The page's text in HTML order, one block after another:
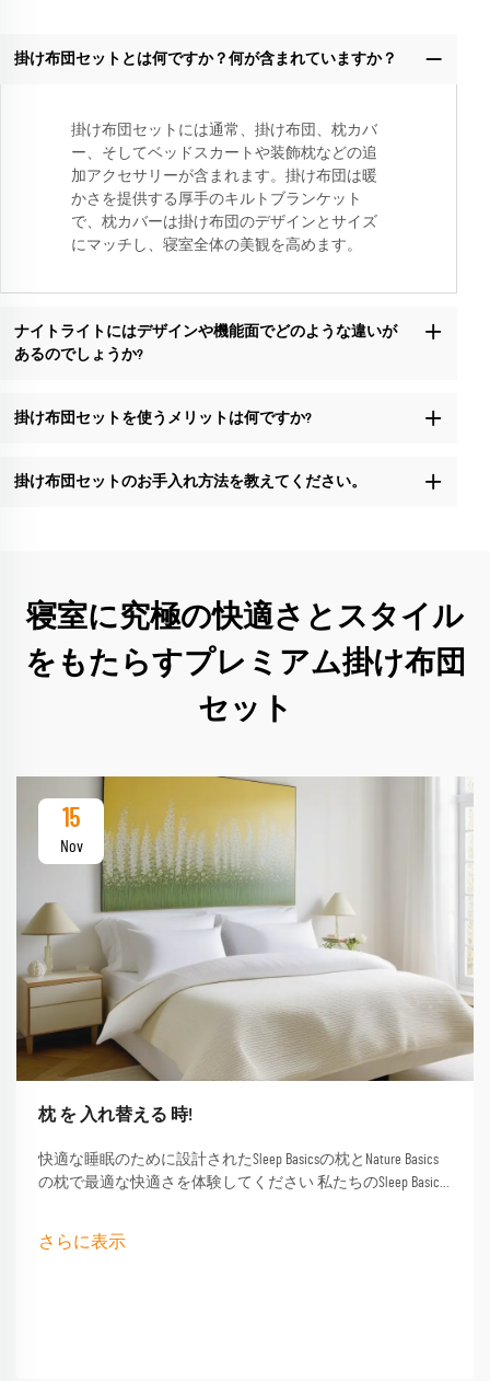
掛け布団セットとは何ですか？何が含まれていますか？
掛け布団セットには通常、掛け布団、枕カバ
ー、そしてベッドスカートや装飾枕などの追
加アクセサリーが含まれます。掛け布団は暖
かさを提供する厚手のキルトブランケット
で、枕カバーは掛け布団のデザインとサイズ
にマッチし、寝室全体の美観を高めます。
ナイトライトにはデザインや機能面でどのような違いが
あるのでしょうか?
掛け布団セットを使うメリットは何ですか?
掛け布団セットのお手入れ方法を教えてください。
寝室に究極の快適さとスタイル
をもたらすプレミアム掛け布団
セット
15
Nov
枕 を 入れ替える 時!
快適な睡眠のために設計されたSleep Basicsの枕とNature Basics
の枕で最適な快適さを体験してください 私たちのSleep Basics
眠者向けに調整されたサポートを提供します
さらに表示